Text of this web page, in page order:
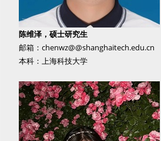
陈维泽，硕士研究生
邮箱：chenwz@@shanghaitech.edu.cn
本科：上海科技大学